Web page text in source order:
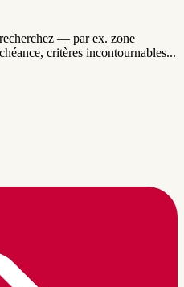
— par ex. zone
critères incontournables...